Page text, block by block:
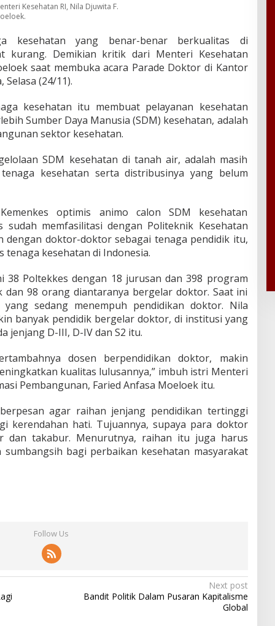
Kesehatan RI, Nila Djuwita F.
yang benar-benar berkualitas di
kurang. Demikian kritik dari Menteri Kesehatan
saat membuka acara Parade Doktor di Kantor
Selasa (24/11).
kesehatan itu membuat pelayanan kesehatan
Sumber Daya Manusia (SDM) kesehatan, adalah
sektor kesehatan.
SDM kesehatan di tanah air, adalah masih
kesehatan serta distribusinya yang belum
optimis animo calon SDM kesehatan
sudah memfasilitasi dengan Politeknik Kesehatan
dengan doktor-doktor sebagai tenaga pendidik itu,
kesehatan di Indonesia.
38 Poltekkes dengan 18 jurusan dan 398 program
dan 98 orang diantaranya bergelar doktor. Saat ini
sedang menempuh pendidikan doktor. Nila
banyak pendidik bergelar doktor, di institusi yang
jenjang D-III, D-IV dan S2 itu.
dosen berpendidikan doktor, makin
kualitas lulusannya,” imbuh istri Menteri
Pembangunan, Faried Anfasa Moeloek itu.
agar raihan jenjang pendidikan tertinggi
kerendahan hati. Tujuannya, supaya para doktor
dan takabur. Menurutnya, raihan itu juga harus
bagi perbaikan kesehatan masyarakat
Follow Us
Next post
Bandit Politik Dalam Pusaran Kapitalisme
Global